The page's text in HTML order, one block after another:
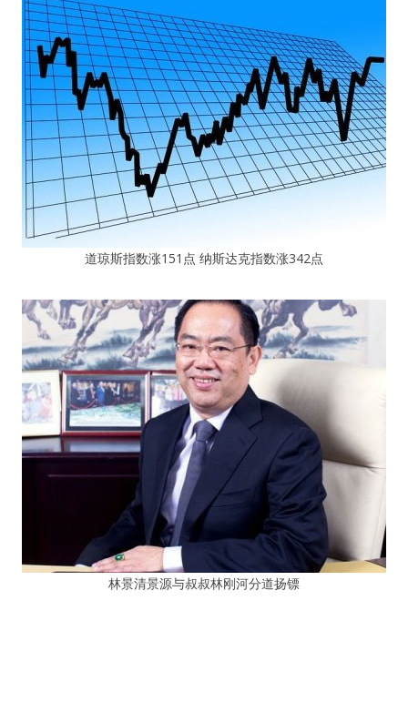
道琼斯指数涨151点 纳斯达克指数涨342点
林景清景源与叔叔林刚河分道扬镖